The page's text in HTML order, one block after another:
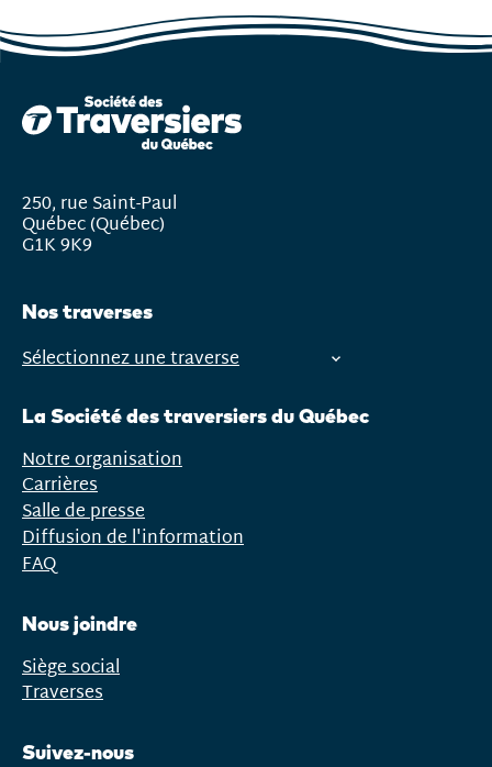
250, rue Saint-Paul
Québec (Québec)
G1K 9K9
Nos traverses
Ouvrir
menu
Sélectionnez une traverse
La Société des traversiers du Québec
Notre organisation
Carrières
Salle de presse
Diffusion de l'information
FAQ
Nous joindre
Siège social
Traverses
Suivez-nous